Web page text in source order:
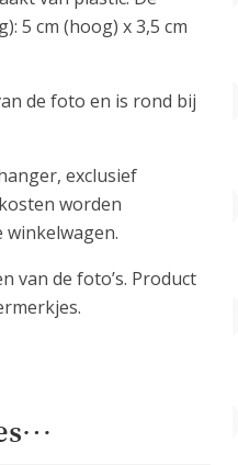
5 cm (hoog) x 3,5 cm
de foto en is rond bij
exclusief
worden
van de foto’s. Product